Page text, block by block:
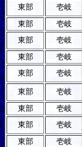
東部
壱岐
東部
壱岐
東部
壱岐
東部
壱岐
東部
壱岐
東部 壱岐
東部
壱岐
東部
壱岐
東部
壱岐